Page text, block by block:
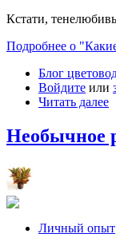
Кстати,
Подробнее о
Блог
Войдите или
Читать далее
Необычное
Личный опыт